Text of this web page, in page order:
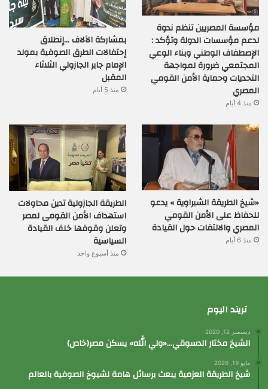
مؤسسة المصريين تنظم ندوة
لدعم مؤسسات الدولة وتؤكد :
الإصطفاف الوطني وبناء الوعي
المجتمعي ضرورة لمواجهة
التحديات وحماية الأمن القومي
المصري
منذ 4 أيام
بمشاركة الآلاف …إنطلاق
إحتفالات الطرق الصوفية بمولد
الإمام جابر الجازولي الثلاثاء
المقبل
منذ 5 أيام
«شيخ الطريقة الشبراوية » يدعو
للحفاظ على الأمن القومي
المصري والالتفات حول القيادة
منذ 6 أيام
الطريقة الجازولية تدين محاولات
استهداف الأمن القومى لمصر
وتعلن وقوفها خلف القيادة
السياسية
منذ أسبوع واحد
تريند اليوم
ديسمبر 12, 2020
الشيخ مختار الدسوقي…«ولي الله» يسكن مصر(خاص)
مايو 19, 2026
شيخ الطريقة العزمية يبعث برسائل هامة لشيوخ الصوفية بالعالم